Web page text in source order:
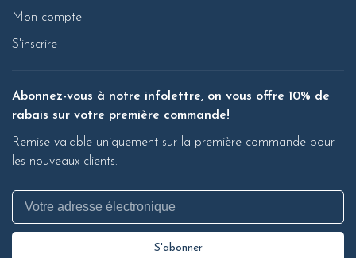
Mon compte
S'inscrire
Abonnez-vous à notre infolettre, on vous offre 10% de
rabais sur votre première commande!
Remise valable uniquement sur la première commande pour
les nouveaux clients.
S'abonner